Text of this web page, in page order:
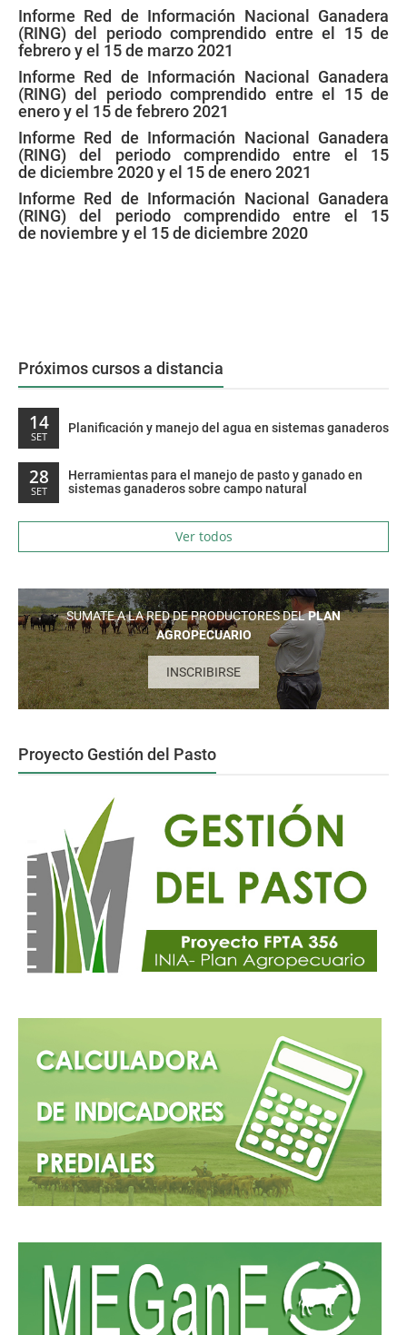
Informe Red de Información Nacional Ganadera
(RING) del periodo comprendido entre el 15 de
febrero y el 15 de marzo 2021
Informe Red de Información Nacional Ganadera
(RING) del periodo comprendido entre el 15 de
enero y el 15 de febrero 2021
Informe Red de Información Nacional Ganadera
(RING) del periodo comprendido entre el 15
de diciembre 2020 y el 15 de enero 2021
Informe Red de Información Nacional Ganadera
(RING) del periodo comprendido entre el 15
de noviembre y el 15 de diciembre 2020
Próximos cursos a distancia
14
SET
Planificación y manejo del agua en sistemas ganaderos
28
SET
Herramientas para el manejo de pasto y ganado en
sistemas ganaderos sobre campo natural
Ver todos
SUMATE A LA RED DE PRODUCTORES DELPLAN
AGROPECUARIO
INSCRIBIRSE
Proyecto Gestión del Pasto